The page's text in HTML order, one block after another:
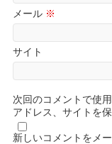
メール ※
サイト
次回のコメントで使
アドレス、サイトを保
新しいコメントをメ